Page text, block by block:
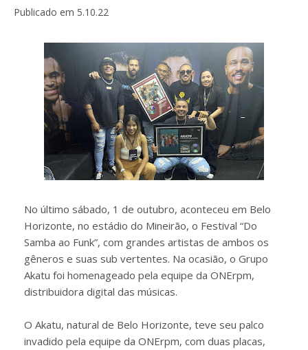
Publicado em 5.10.22
No último sábado, 1 de outubro, aconteceu em Belo
Horizonte, no estádio do Mineirão, o Festival “Do
Samba ao Funk”, com grandes artistas de ambos os
gêneros e suas sub vertentes. Na ocasião, o Grupo
Akatu foi homenageado pela equipe da ONErpm,
distribuidora digital das músicas.
O Akatu, natural de Belo Horizonte, teve seu palco
invadido pela equipe da ONErpm, com duas placas,